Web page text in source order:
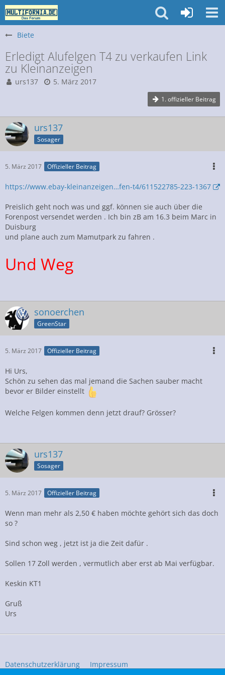
Biete
Erledigt Alufelgen T4 zu verkaufen Link
zu Kleinanzeigen
urs137 5. März 2017
1. offizieller Beitrag
urs137
Sosager
5. März 2017 Offizieller Beitrag
https://www.ebay-kleinanzeigen…fen-t4/611522785-223-1367
Preislich geht noch was und ggf. können sie auch über die
Forenpost versendet werden . Ich bin zB am 16.3 beim Marc in
Duisburg
und plane auch zum Mamutpark zu fahren .
Und Weg
sonoerchen
GreenStar
5. März 2017 Offizieller Beitrag
Hi Urs,
Schön zu sehen das mal jemand die Sachen sauber macht
bevor er Bilder einstellt
Welche Felgen kommen denn jetzt drauf? Grösser?
urs137
Sosager
5. März 2017 Offizieller Beitrag
Wenn man mehr als 2,50 € haben möchte gehört sich das doch
so ?
Sind schon weg , jetzt ist ja die Zeit dafür .
Sollen 17 Zoll werden , vermutlich aber erst ab Mai verfügbar.
Keskin KT1
Gruß
Urs
Datenschutzerklärung Impressum